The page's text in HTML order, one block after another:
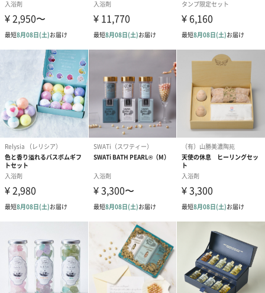
～より効果的な入浴を楽しむために～
■01.かけ湯をする
かけ湯をして、お湯に身体を慣らす。急に湯船につかると、交感
神経が優位になって熟睡の妨げに。
■02.湯船につかって、「は～」と一呼吸
40度のお湯に5分を目安に、軽くつかる。深呼吸して、心身ともに
リラックス。
■03.髪や身体を洗う
1日頑張った自分のカラダをいたわるように、やさしい泡で洗う。
■04.湯船に15分間つかる
深部体温が約0.5度上がり、良い睡眠に繋がる。
大切な方への贈り物に